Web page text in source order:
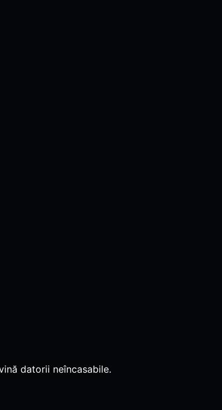
datorii neîncasabile.